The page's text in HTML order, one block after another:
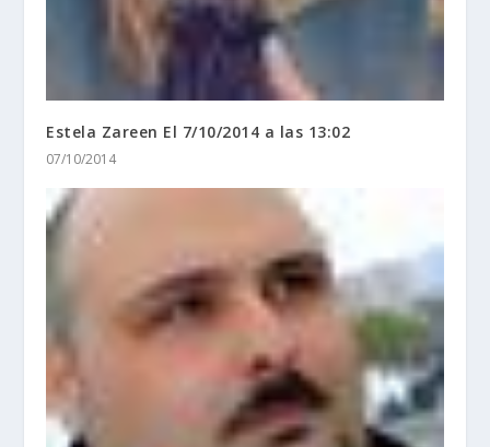
Estela Zareen El 7/10/2014 a las 13:02
07/10/2014